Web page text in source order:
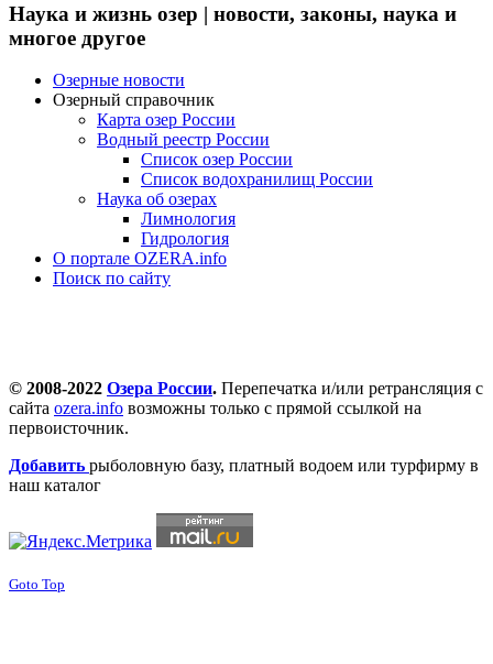
Наука и жизнь озер | новости, законы, наука и
многое другое
Озерные новости
Озерный справочник
Карта озер России
Водный реестр России
Список озер России
Список водохранилищ России
Наука об озерах
Лимнология
Гидрология
О портале OZERA.info
Поиск по сайту
© 2008-2022 Озера России. Перепечатка и/или ретрансляция с
сайта ozera.info возможны только с прямой ссылкой на
первоисточник.
Добавить рыболовную базу, платный водоем или турфирму в
наш каталог
Goto Top